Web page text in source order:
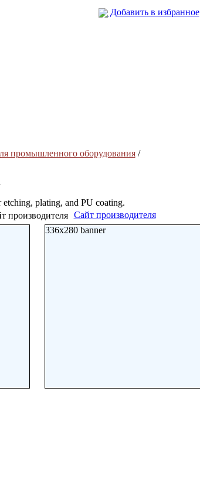
Добавить в избранное
промышленного оборудования/
plating, and PU coating.
Сайт производителя
336x280 banner